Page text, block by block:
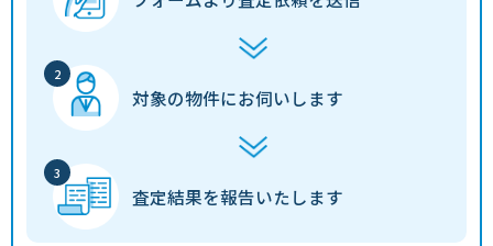
対象の物件にお伺いします
査定結果を報告いたします